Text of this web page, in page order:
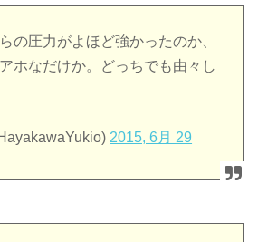
の圧力がよほど強かったのか、
ホなだけか。どっちでも由々し
2015, 6月 29